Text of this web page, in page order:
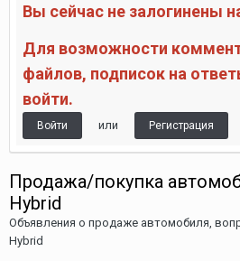
Вы сейчас не залогинены
Для возможности
файлов, подписок на
войти.
Войти или Регистрация
Продажа/покупка
Hybrid
Объявления о продаже автомобиля,
Hybrid